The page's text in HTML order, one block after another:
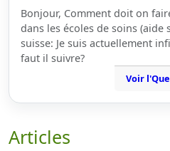
Bonjour, Comment doit on
dans les écoles de soins
suisse: Je suis actuellement
faut il suivre?
Voir
Articles